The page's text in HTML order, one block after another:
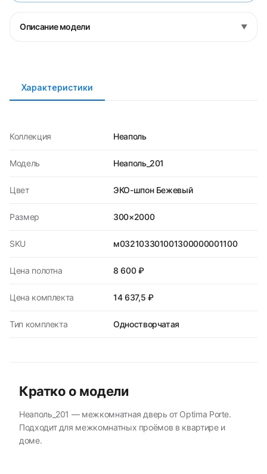
Описание модели ▼
Характеристики
Коллекция Неаполь
Модель Неаполь_201
Цвет ЭКО-шпон Бежевый
Размер 300×2000
SKU м032103301001300000001100
Цена полотна 8 600 ₽
Цена комплекта 14 637,5 ₽
Тип комплекта Одностворчатая
Кратко о модели
Неаполь_201 — межкомнатная дверь от Optima Porte.
Подходит для межкомнатных проёмов в квартире и
доме.